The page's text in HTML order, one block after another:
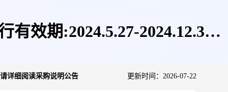
效期:2024.5.27-2024.12.31),
详细阅读采购说明公告 更新时间：2026-07-22